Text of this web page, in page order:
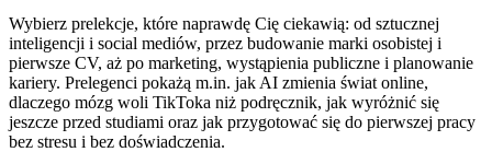
Wybierz prelekcje, które naprawdę Cię ciekawią: od sztucznej
inteligencji i social mediów, przez budowanie marki osobistej i
pierwsze CV, aż po marketing, wystąpienia publiczne i planowanie
kariery. Prelegenci pokażą m.in. jak AI zmienia świat online,
dlaczego mózg woli TikToka niż podręcznik, jak wyróżnić się
jeszcze przed studiami oraz jak przygotować się do pierwszej pracy
bez stresu i bez doświadczenia.